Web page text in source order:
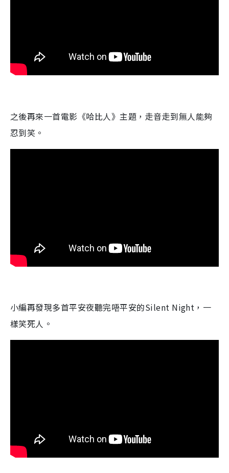
之後再來一首電影《哈比人》主題，走音走到無人能夠
忍到笑。
小編再發現多首平安夜聽完唔平安的Silent Night ，一
樣笑死人。